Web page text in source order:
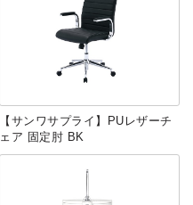
【サンワサプライ】PUレザーチ
ェア 固定肘 BK